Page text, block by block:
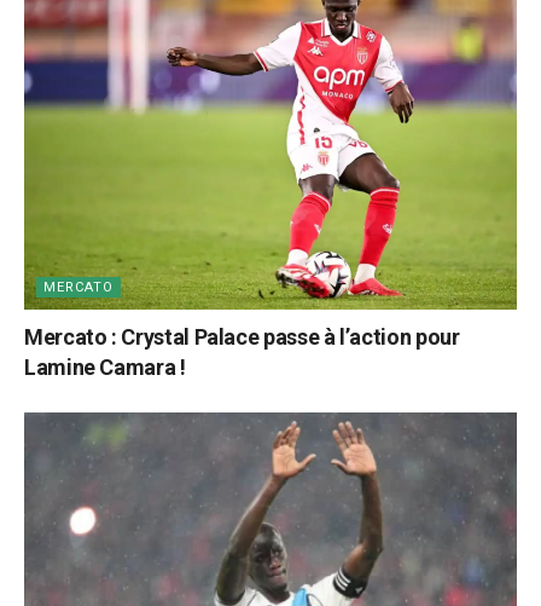
MERCATO
Mercato : Crystal Palace passe à l’action pour
Lamine Camara !